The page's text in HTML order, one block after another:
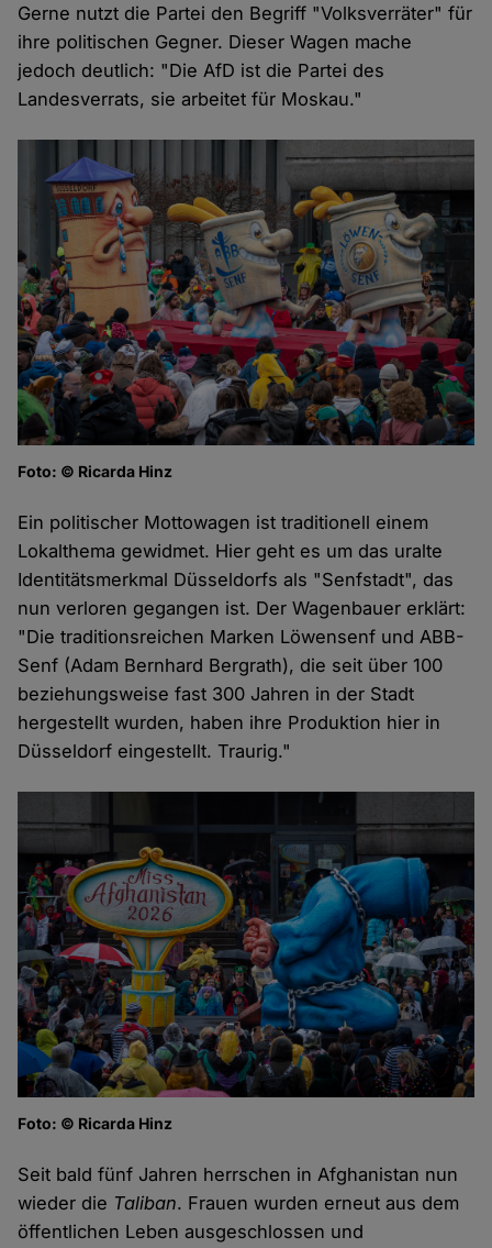
Gerne nutzt die Partei den Begriff "Volksverräter" für
ihre politischen Gegner. Dieser Wagen mache
jedoch deutlich: "Die AfD ist die Partei des
Landesverrats, sie arbeitet für Moskau."
Foto: © Ricarda Hinz
Ein politischer Mottowagen ist traditionell einem
Lokalthema gewidmet. Hier geht es um das uralte
Identitätsmerkmal Düsseldorfs als "Senfstadt", das
nun verloren gegangen ist. Der Wagenbauer erklärt:
"Die traditionsreichen Marken Löwensenf und ABB-
Senf (Adam Bernhard Bergrath), die seit über 100
beziehungsweise fast 300 Jahren in der Stadt
hergestellt wurden, haben ihre Produktion hier in
Düsseldorf eingestellt. Traurig."
Foto: © Ricarda Hinz
Seit bald fünf Jahren herrschen in Afghanistan nun
wieder die Taliban. Frauen wurden erneut aus dem
öffentlichen Leben ausgeschlossen und
und
Cookies